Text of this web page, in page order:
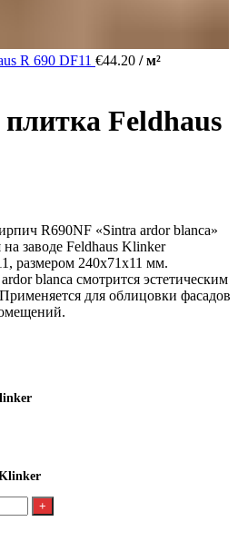
R 690 DF11 €44.20 / м²
Feldhaus
R690NF «Sintra ardor blanca»
заводе Feldhaus Klinker
размером 240х71х11 мм.
blanca смотрится эстетическим
для облицовки фасадов